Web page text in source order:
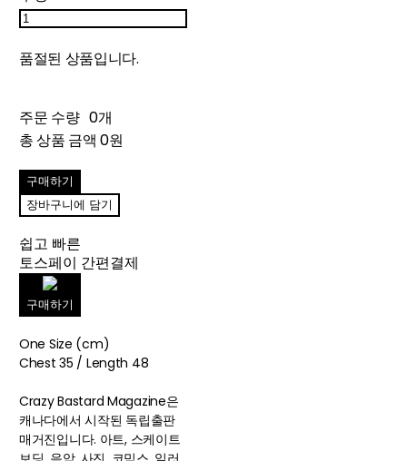
품절된 상품입니다.
주문 수량 0개
총 상품 금액 0원
구매하기
장바구니에 담기
쉽고 빠른
토스페이 간편결제
구매하기
One Size (cm)
Chest 35 / Length 48
Crazy Bastard Magazine은
캐나다에서 시작된 독립출판
매거진입니다. 아트, 스케이트